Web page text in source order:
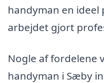
handyman en
arbejdet gjort
Nogle af fordelene
handyman i Sæby